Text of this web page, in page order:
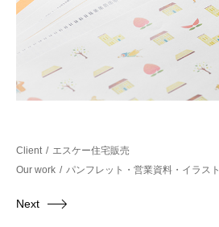
Client
エスケー住宅販売
Our work
パンフレット・営業資料・イラスト
Next